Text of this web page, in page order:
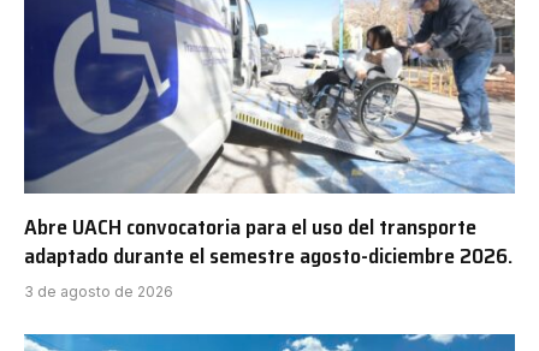
Abre UACH convocatoria para el uso del transporte
adaptado durante el semestre agosto-diciembre 2026.
3 de agosto de 2026